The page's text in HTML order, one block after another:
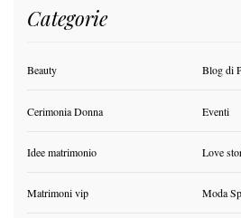
Categorie
Beauty Blog di
Cerimonia Donna Eventi
Idee matrimonio Love
Matrimoni vip Moda